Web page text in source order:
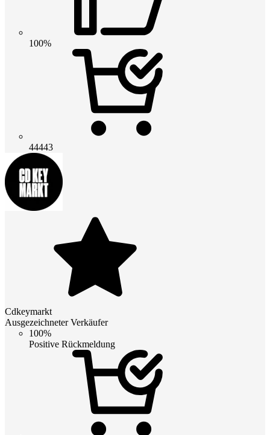
100%
44443
Cdkeymarkt
Ausgezeichneter Verkäufer
100%
Positive Rückmeldung